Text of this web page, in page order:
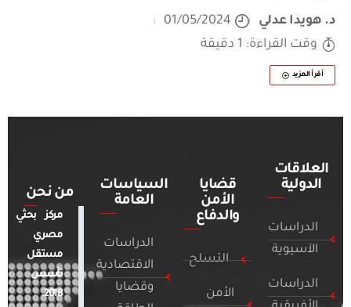
د. هويدا عدلي
01/05/2024
وقت القراءة: 1 دقيقة
أقرأ المزيد
العلاقات
الدولية
الدراسات
الآسيوية
الدراسات
قضايا
الأمن
والدفاع
التسلح
الأمن
السياسات
العامة
الدراسات
الاقتصادية
وقضايا
من نحن
مركز بحثي
مصري
مستقل
تأسس
2018.